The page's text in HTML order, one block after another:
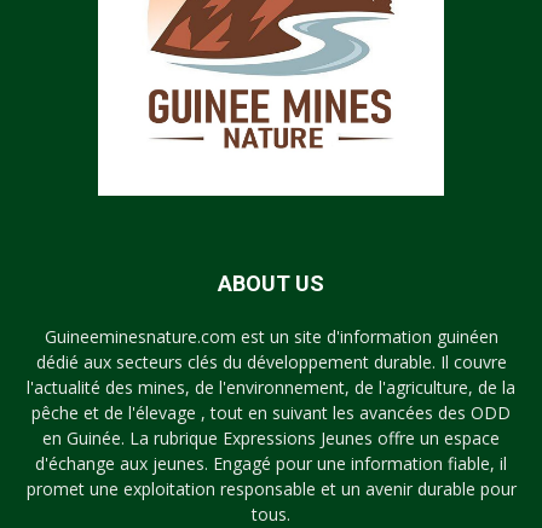
ABOUT US
Guineeminesnature.com est un site d'information guinéen
dédié aux secteurs clés du développement durable. Il couvre
l'actualité des mines, de l'environnement, de l'agriculture, de la
pêche et de l'élevage , tout en suivant les avancées des ODD
en Guinée. La rubrique Expressions Jeunes offre un espace
d'échange aux jeunes. Engagé pour une information fiable, il
promet une exploitation responsable et un avenir durable pour
tous.